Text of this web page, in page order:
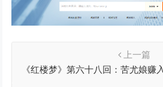
上一篇
《红楼梦》第六十八回：苦尤娘